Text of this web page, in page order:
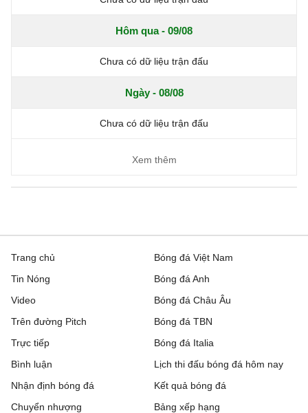
Hôm qua - 09/08
Chưa có dữ liệu trận đấu
Ngày - 08/08
Chưa có dữ liệu trận đấu
Xem thêm
Trang chủ
Tin Nóng
Video
Trên đường Pitch
Trực tiếp
Bóng đá Việt Nam
Bóng đá Anh
Bóng đá Châu Âu
Bóng đá TBN
Bóng đá Italia
Bình luận
Nhận định bóng đá
Chuyển nhượng
Lịch thi đấu bóng đá hôm nay
Kết quả bóng đá
Bảng xếp hạng